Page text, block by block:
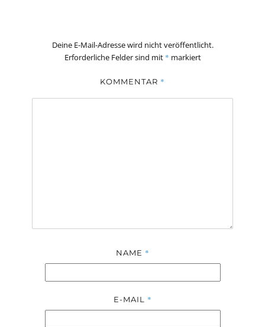
Deine E-Mail-Adresse wird nicht veröffentlicht.
Erforderliche Felder sind mit * markiert
KOMMENTAR *
NAME *
E-MAIL *